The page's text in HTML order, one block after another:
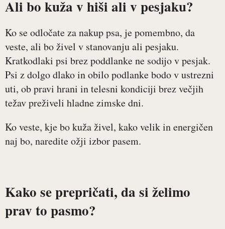
Ali bo kuža v hiši ali v pesjaku?
Ko se odločate za nakup psa, je pomembno, da
veste, ali bo živel v stanovanju ali pesjaku.
Kratkodlaki psi brez poddlanke ne sodijo v pesjak.
Psi z dolgo dlako in obilo podlanke bodo v ustrezni
uti, ob pravi hrani in telesni kondiciji brez večjih
težav preživeli hladne zimske dni.
Ko veste, kje bo kuža živel, kako velik in energičen
naj bo, naredite ožji izbor pasem.
Kako se prepričati, da si želimo
prav to pasmo?